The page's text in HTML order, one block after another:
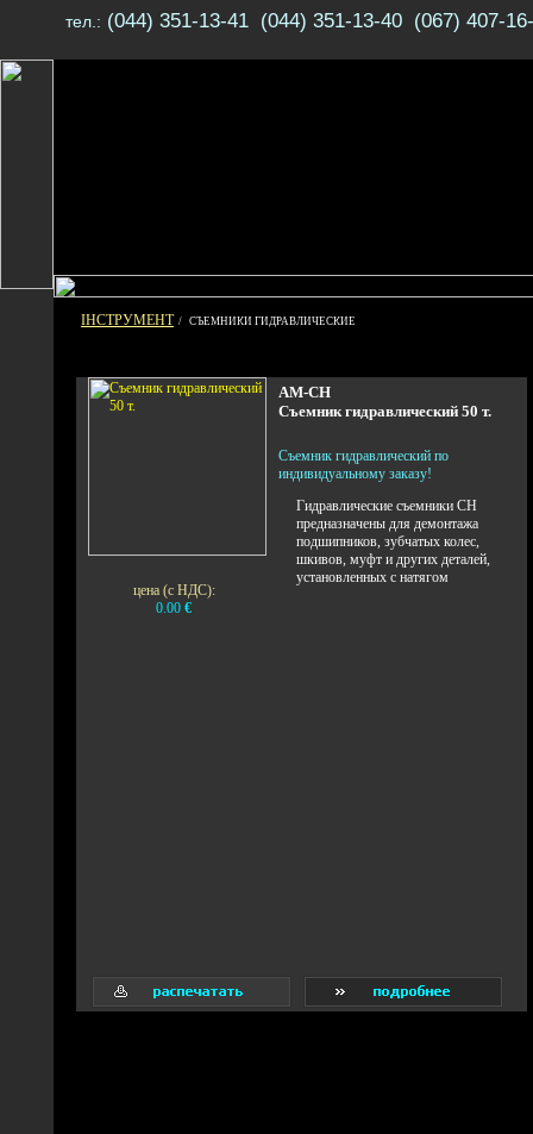
тел.: (044) 351-13-41 (044) 351-13-40 (067) 407-
ІНСТРУМЕНТ / СЪЕМНИКИ ГИДРАВЛИЧЕСКИЕ
цена (с НДС):
0.00 €
АМ-СН
Съемник гидравлический 50 т.
Съемник гидравлический по
индивидуальному заказу!
Гидравлические съемники СН
предназначены для демонтажа
подшипников, зубчатых колес,
шкивов, муфт и других деталей,
установленных с натягом